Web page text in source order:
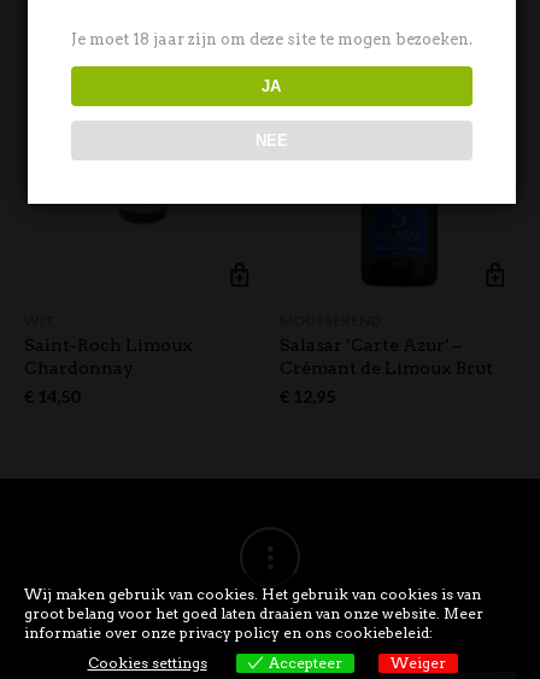
Saint-Roch Limoux
Chardonnay
€ 14,50
Salasar ‘Carte Azur’ –
Crémant de Limoux Brut
€ 12,95
Wij maken gebruik van cookies. Het gebruik van cookies is van
groot belang voor het goed laten draaien van onze website. Meer
informatie over onze privacy policy en ons cookiebeleid:
Cookies settings
Accepteer Weiger
Je moet 18 jaar zijn om deze site te mogen bezoeken.
JA
NEE